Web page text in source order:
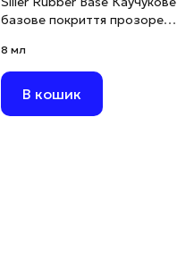
базове покриття прозоре,
8 мл
В кошик